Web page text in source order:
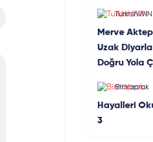
TurkishWIN
Merve
Uzak
Doğru Yola
BinYaprak
Hayalleri
3